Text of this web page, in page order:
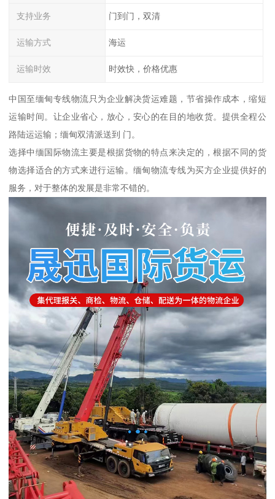
支持业务 门到门，双清
运输方式 海运
运输时效 时效快，价格优惠
中国至缅甸专线物流只为企业解决货运难题，节省操作成本，缩短
运输时间。让企业省心，放心，安心的在目的地收货。提供全程公
路陆运运输；缅甸双清派送到 门。
选择中缅国际物流主要是根据货物的特点来决定的，根据不同的货
物选择适合的方式来进行运输。缅甸物流专线为买方企业提供好的
服务，对于整体的发展是非常不错的。